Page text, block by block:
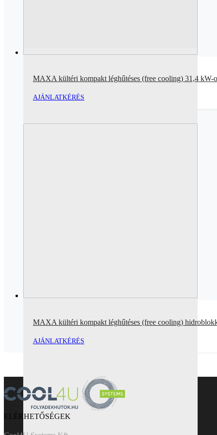
MAXA kültéri kompakt léghűtéses (free cooling) 31,4 kW-
AJÁNLATKÉRÉS
MAXA kültéri kompakt léghűtéses (free cooling)
AJÁNLATKÉRÉS
ELÉRHETŐSÉGEK